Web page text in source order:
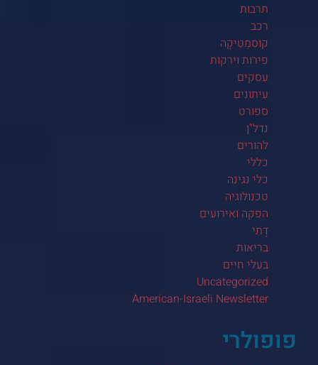
תרבות
רכב
קוֹסמֵטִיקָה
פירות וירקות
עסקים
עיתונים
ספורט
נדל"ן
להורים
כללי
כלי נגינה
טכנולוגיה
הפקה ואירועים
דָתִי
בריאות
בעלי חיים
Uncategorized
American-Israeli Newsletter
פופולרי